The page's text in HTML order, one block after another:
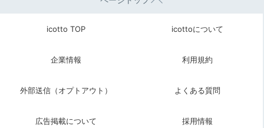
icotto TOP icottoについて
企業情報 利用規約
外部送信（オプトアウト） よくある質問
広告掲載について 採用情報